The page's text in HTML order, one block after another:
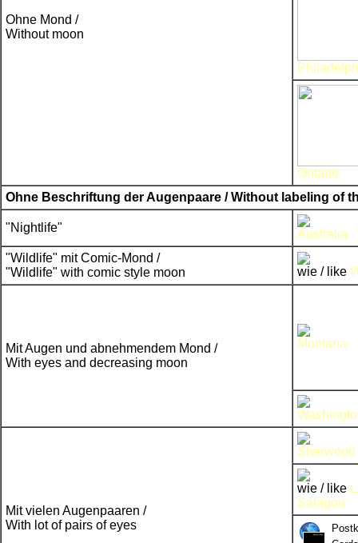
Ohne Mond /
Without moon
Ontario
Ohne Beschriftung der Augenpaare / Without labeling of
"Nightlife"
Australia
"Wildlife" mit Comic-Mond /
"Wildlife" with comic style moon
wie / like
Mit Augen und abnehmendem Mond /
With eyes and decreasing moon
Montana
Mit vielen Augenpaaren /
With lot of pairs of eyes
wie / like
Salagou